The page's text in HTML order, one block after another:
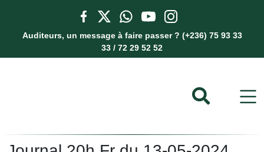
Auditeurs, un message à faire passer ? (+236) 75 93 33
33 / 72 29 52 52